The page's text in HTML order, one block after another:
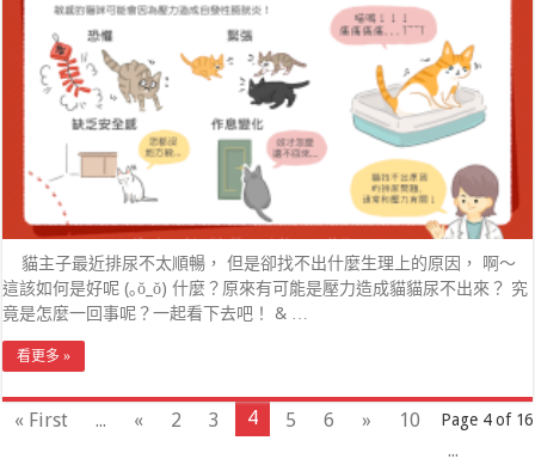
貓主子最近排尿不太順暢， 但是卻找不出什麼生理上的原因， 啊～
這該如何是好呢 (｡ŏ_ŏ) 什麼？原來有可能是壓力造成貓貓尿不出來？ 究
竟是怎麼一回事呢？一起看下去吧！ & …
看更多 »
Page 4 of 16
« First ... « 2 3 4 5 6 »
10
...